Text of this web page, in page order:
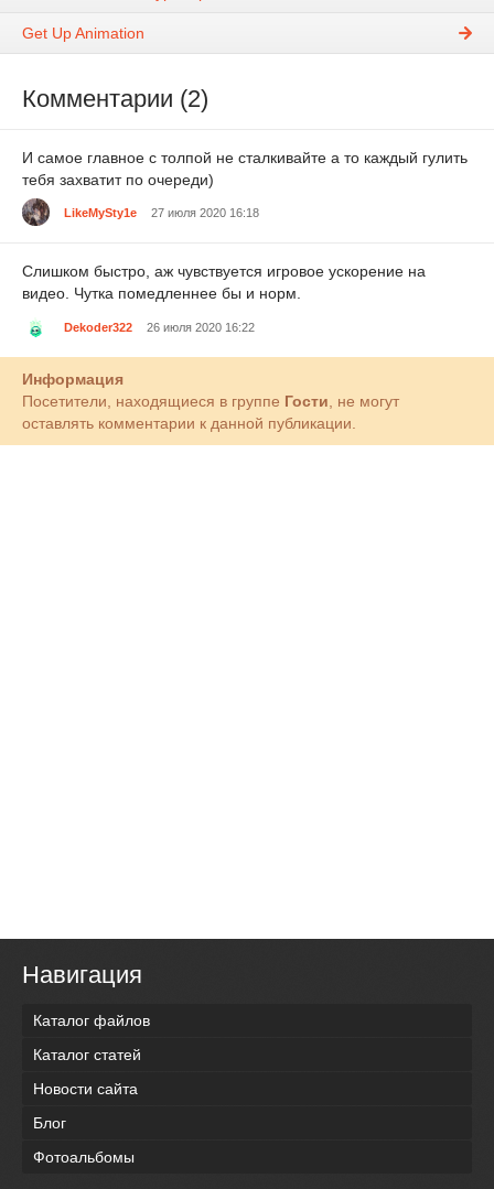
Get Up Animation
Комментарии (2)
И самое главное с толпой не сталкивайте а то каждый гулить
тебя захватит по очереди)
LikeMySty1e 27 июля 2020 16:18
Слишком быстро, аж чувствуется игровое ускорение на
видео. Чутка помедленнее бы и норм.
Dekoder322 26 июля 2020 16:22
Информация
Посетители, находящиеся в группе Гости , не могут
оставлять комментарии к данной публикации.
Навигация
Каталог файлов
Каталог статей
Новости сайта
Блог
Фотоальбомы